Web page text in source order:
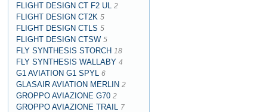
FLIGHT DESIGN CT F2 UL 2
FLIGHT DESIGN CT2K 5
FLIGHT DESIGN CTLS 5
FLIGHT DESIGN CTSW 5
FLY SYNTHESIS STORCH 18
FLY SYNTHESIS WALLABY 4
G1 AVIATION G1 SPYL 6
GLASAIR AVIATION MERLIN 2
GROPPO AVIAZIONE G70 2
GROPPO AVIAZIONE TRAIL 7